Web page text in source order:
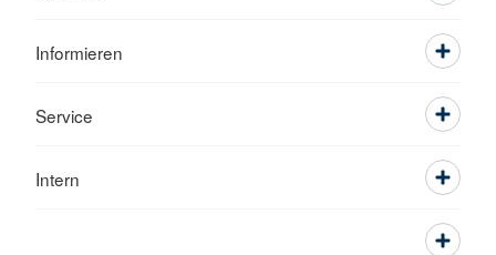
Informieren
Service
Intern